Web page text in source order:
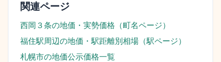
関連ページ
西岡３条の地価・実勢価格（町名ページ）
福住駅周辺の地価・駅距離別相場（駅ページ）
札幌市の地価公示価格一覧